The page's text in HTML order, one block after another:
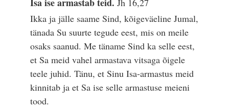
Isa ise armastab teid.Jh 16,27
Ikka ja jälle saame Sind, kõigeväeline Jumal,
tänada Su suurte tegude eest, mis on meile
osaks saanud. Me täname Sind ka selle eest,
et Sa meid vahel armastava vitsaga õigele
teele juhid. Tänu, et Sinu Isa-armastus meid
kinnitab ja et Sa ise selle armastuse meieni
tood.